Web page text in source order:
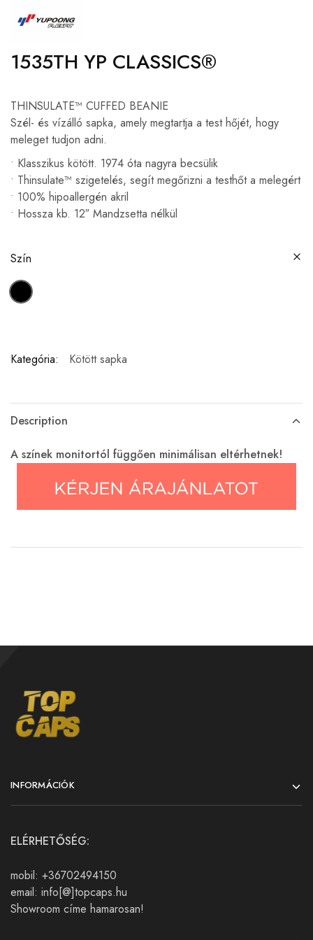
1535TH YP CLASSICS®
THINSULATE™ CUFFED BEANIE
Szél- és vízálló sapka, amely megtartja a test hőjét, hogy
meleget tudjon adni.
• Klasszikus kötött. 1974 óta nagyra becsülik
• Thinsulate™ szigetelés, segít megőrizni a testhőt a melegért
• 100% hipoallergén akril
• Hossza kb. 12″ Mandzsetta nélkül
Szín
Kategória: Kötött sapka
Description
A színek monitortól függően minimálisan eltérhetnek!
INFORMÁCIÓK
ELÉRHETŐSÉG:
mobil: +36702494150
email: info[@]topcaps.hu
Showroom címe hamarosan!